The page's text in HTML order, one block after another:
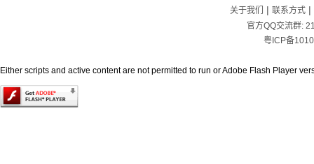
关于我们 | 联系方式|
官方QQ交流群:
粤ICP备
Either scripts and active content are not permitted to run or Adobe Flash Player